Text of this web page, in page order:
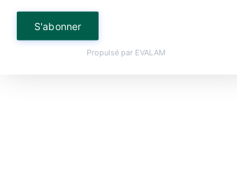
S'abonner
Propulsé par EVALAM